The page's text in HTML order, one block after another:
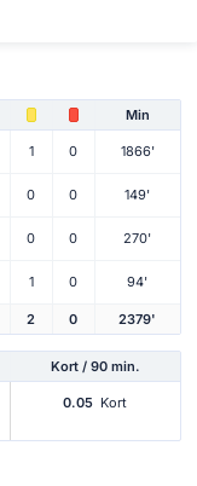
Min
1 0 1866'
0 0 149'
0 0 270'
1 0 94'
2 0 2379'
Kort / 90 min.
0.05 Kort